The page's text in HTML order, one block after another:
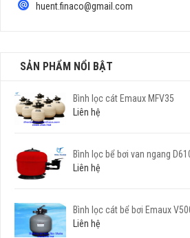
huent.finaco@gmail.com
SẢN PHẨM NỔI BẬT
Bình lọc cát Emaux MFV35
Liên hệ
Bình lọc bể bơi van ngang
Liên hệ
Bình lọc cát bể bơi Emaux
Liên hệ